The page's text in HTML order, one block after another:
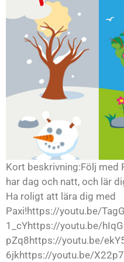
Kort beskrivning:Följ med
har dag och natt, och lär
Ha roligt att lära dig med
Paxi!https://youtu.be/
1_cYhttps://youtu.be/
pZq8https://youtu.be/
6jkhttps://youtu.be/